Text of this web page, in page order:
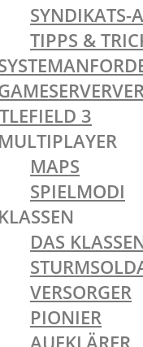
SYNDIKATS-
TIPPS &
3
MULTIPLAYER
MAPS
SPIELMODI
KLASSEN
DAS
VERSORGER
PIONIER